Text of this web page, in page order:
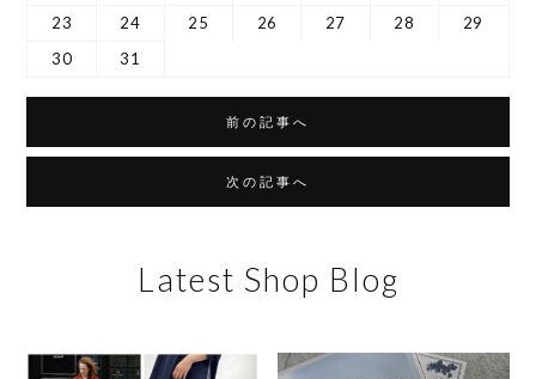
23
24 25 26 27 28
29
30
31
前の記事へ
次の記事へ
Latest Shop Blog